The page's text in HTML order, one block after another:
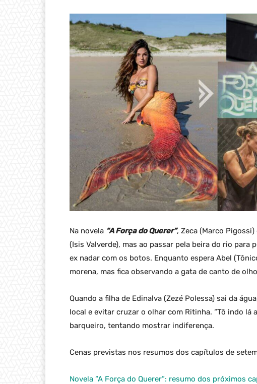
Na novela “A Força do Querer”, Zeca (Marco
(Isis Valverde), mas ao passar pela beira do rio para
ex nadar com os botos. Enquanto espera Abel
morena, mas fica observando a gata de canto de
Quando a filha de Edinalva (Zezé Polessa) sai da
local e evitar cruzar o olhar com Ritinha. “Tô indo lá
barqueiro, tentando mostrar indiferença.
Cenas previstas nos resumos dos capítulos de
Novela “A Força do Querer”: resumo dos próximos